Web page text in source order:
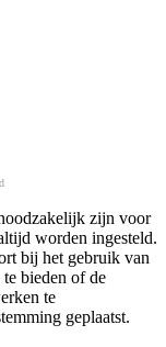
zijn voor
worden ingesteld.
bij het gebruik van
te bieden of de
te
geplaatst.